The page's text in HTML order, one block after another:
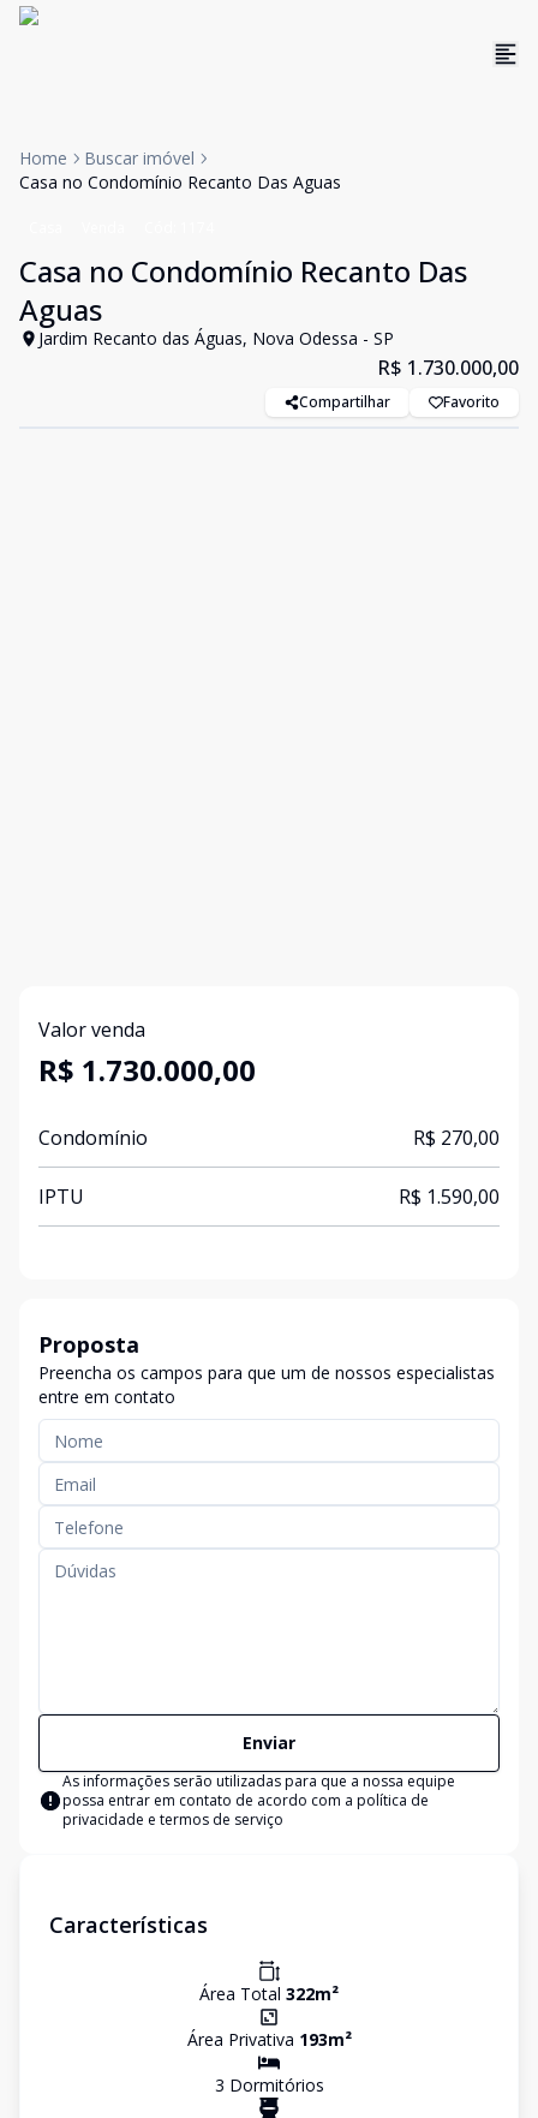
Home
Buscar imóvel
Casa no Condomínio Recanto Das Aguas
Casa no Condomínio Recanto Das
Aguas
Jardim Recanto das Águas, Nova Odessa - SP
R$ 1.730.000,00
Compartilhar Favorito
Valor venda
R$ 1.730.000,00
Condomínio R$ 270,00
IPTU R$ 1.590,00
Proposta
Preencha os campos para que um de nossos especialistas
entre em contato
Enviar
As informações serão utilizadas para que a nossa equipe
possa entrar em contato de acordo com a política de
privacidade e termos de serviço
Características
Área Total 322m²
Área Privativa 193m²
3 Dormitórios